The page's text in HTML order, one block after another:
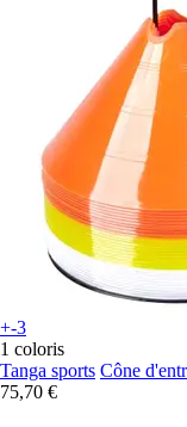
+-3
1 coloris
Tanga sports Cône
75,70 €